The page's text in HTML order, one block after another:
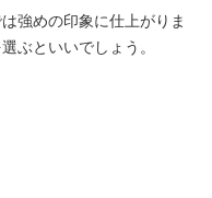
強めの印象に仕上がりま
ぶといいでしょう。